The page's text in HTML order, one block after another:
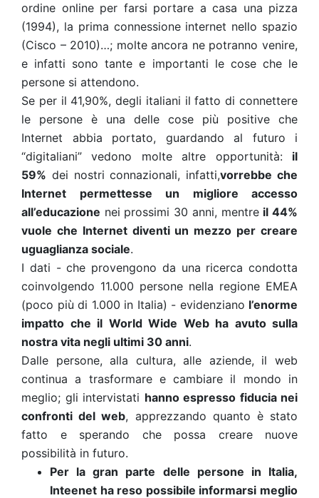
ordine online per farsi portare a casa una pizza
(1994), la prima connessione internet nello spazio
(Cisco – 2010)…; molte ancora ne potranno venire,
e infatti sono tante e importanti le cose che le
persone si attendono.
Se per il 41,90%, degli italiani il fatto di connettere
le persone è una delle cose più positive che
Internet abbia portato, guardando al futuro i
“digitaliani” vedono molte altre opportunità:
il
59% dei nostri connazionali, infatti,vorrebbe che
Internet permettesse un migliore accesso
all’educazione nei prossimi 30 anni, mentre il 44%
vuole che Internet diventi un mezzo per creare
uguaglianza sociale.
I dati - che provengono da una ricerca condotta
coinvolgendo 11.000 persone nella regione EMEA
(poco più di 1.000 in Italia) - evidenziano l’enorme
impatto che il World Wide Web ha avuto sulla
nostra vita negli ultimi 30 anni.
Dalle persone, alla cultura, alle aziende, il web
continua a trasformare e cambiare il mondo in
meglio; gli intervistati hanno espresso fiducia nei
confronti del web, apprezzando quanto è stato
fatto e sperando che possa creare nuove
possibilità in futuro.
Per la gran parte delle persone in Italia,
Inteenet ha reso possibile informarsi meglio